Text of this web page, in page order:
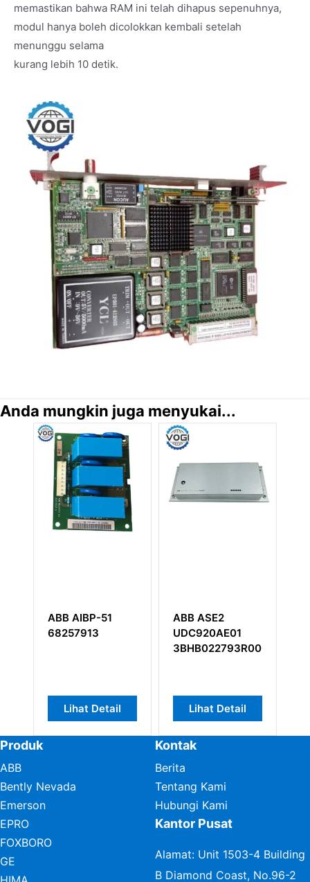
memastikan bahwa RAM ini telah dihapus sepenuhnya,
modul hanya boleh dicolokkan kembali setelah
menunggu selama
kurang lebih 10 detik.
Anda mungkin juga menyukai...
ABB ASE2
UDC920AE01
Lihat Detail
Modul Output
Digital ABB
Lihat Detail
Produk
ABB
Bently Nevada
Emerson
EPRO
FOXBORO
GE
Kontak
Berita
Tentang Kami
Hubungi Kami
Kantor Pusat
Alamat: Unit 1503-4 Building
B Diamond Coast, No.96-2